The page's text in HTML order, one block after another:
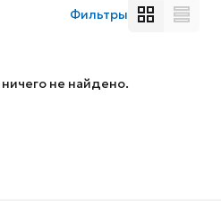
Фильтры
не найдено.